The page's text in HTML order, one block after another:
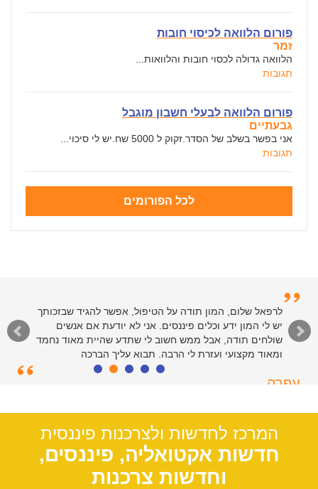
פורום הלוואה לכיסוי חובות
זמר
הלוואה גדולה לכסוי חובות והלוואות...
תגובות
פורום הלוואה לבעלי חשבון מוגבל
גבעתיים
אני בפשר בשלב של הסדר.זקוק ל 5000 שח.יש לי סיכוי...
תגובות
לכל הפורומים
לרפאל שלום, המון תודה על הטיפול, אפשר להגיד שבזכותך
יש לי המון ידע וכלים פיננסים. אני לא יודעת אם אנשים
שולחים תודה, אבל ממש חשוב לי שתדע שהיית מאוד נחמד
ומאוד מקצועי ועזרת לי הרבה. תבוא עליך הברכה
עפרה
המרכז לחדשות ולצרכנות פיננסית
חדשות אקטואליה, פיננסים,
וחדשות צרכנות